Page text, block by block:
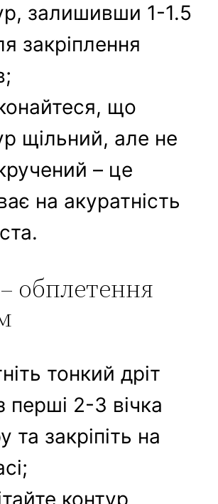
залишивши 1-1.5
закріплення
що
щільний, але не
– це
на акуратність
обплетення
тонкий дріт
перші 2-3 вічка
та закріпіть на
контур